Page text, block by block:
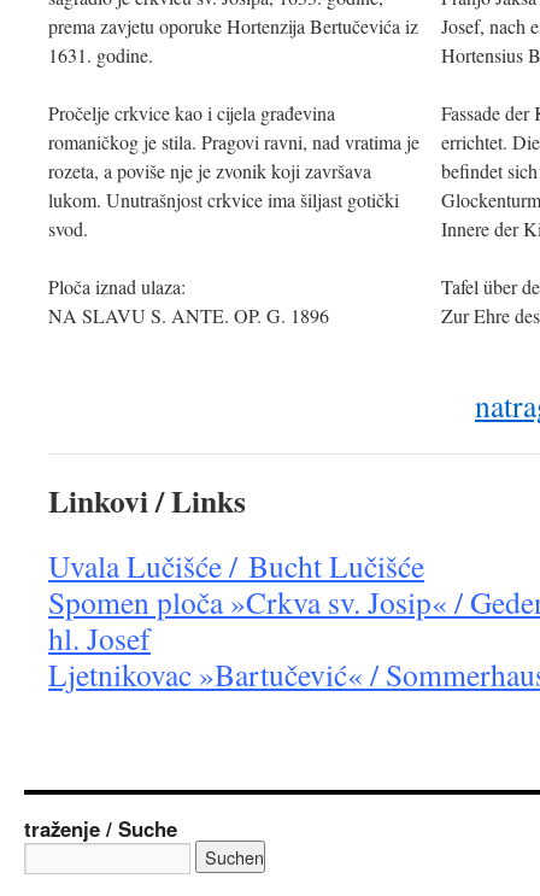
prema zavjetu oporuke Hortenzija Bertučevića iz
1631. godine.
Josef, nach
Hortensius
Pročelje crkvice kao i cijela građevina
romaničkog je stila. Pragovi ravni, nad vratima je
rozeta, a poviše nje je zvonik koji završava
lukom. Unutrašnjost crkvice ima šiljast gotički
svod.
Fassade
errichtet.
befindet
Innere der
Ploča iznad ulaza:
NA SLAVU S. ANTE. OP. G. 1896
Tafel über
Zur Ehre
Linkovi / Links
Uvala Lučišće / Bucht Lučišće
Spomen ploča »Crkva sv. Josip« /
hl. Josef
Ljetnikovac »Bartučević« /
traženje / Suche